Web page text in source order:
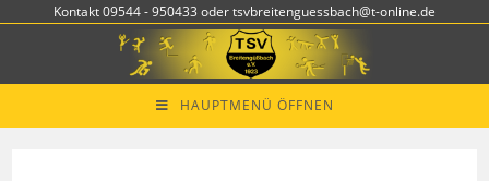
Kontakt 09544 - 950433 oder tsvbreitenguessbach@t-online.de
HAUPTMENÜ ÖFFNEN